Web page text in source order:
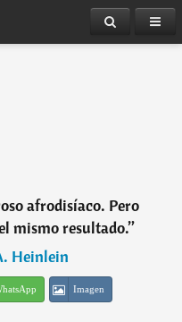
afrodisíaco. Pero
mismo resultado.”
Heinlein
Imagen